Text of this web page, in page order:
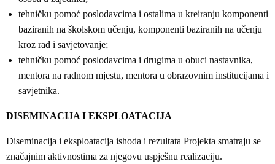
tehničku pomoć poslodavcima i ostalima u kreiranju komponenti
baziranih na školskom učenju, komponenti baziranih na učenju
kroz rad i savjetovanje;
tehničku pomoć poslodavcima i drugima u obuci nastavnika,
mentora na radnom mjestu, mentora u obrazovnim institucijama i
savjetnika.
DISEMINACIJA I EKSPLOATACIJA
Diseminacija i eksploatacija ishoda i rezultata Projekta smatraju se
značajnim aktivnostima za njegovu uspješnu realizaciju.